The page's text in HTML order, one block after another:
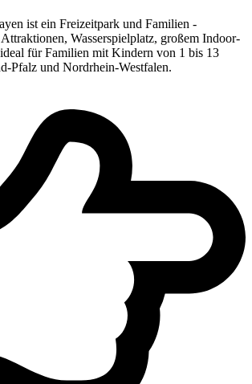
ist ein Freizeitpark und Familien -
Wasserspielplatz, großem Indoor-
für Familien mit Kindern von 1 bis 13
Pfalz und Nordrhein-Westfalen.